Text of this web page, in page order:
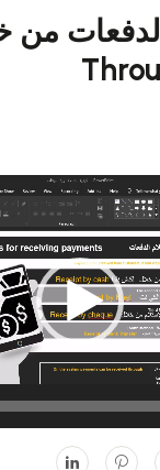
من